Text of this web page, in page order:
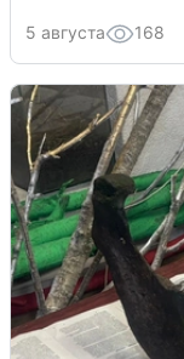
5 августа 168